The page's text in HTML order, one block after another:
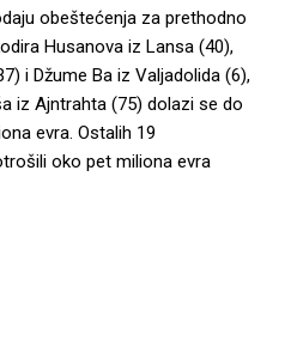
obeštećenja za prethodno
Husanova iz Lansa (40),
i Džume Ba iz Valjadolida (6),
iz Ajntrahta (75) dolazi se do
evra. Ostalih 19
oko pet miliona evra